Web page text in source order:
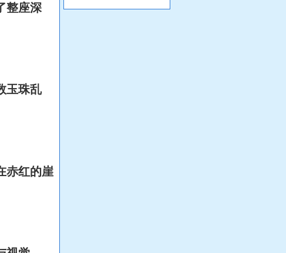
整座深
玉珠乱
赤红的崖